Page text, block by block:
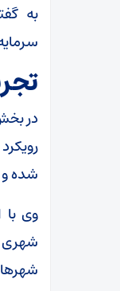
به
در
شده و
وی با
شهری